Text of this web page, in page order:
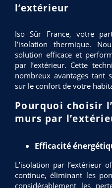
l’extérieur
Iso Sûr France, votre
l’isolation thermique.
solution efficace et
par l’extérieur. Cette
nombreux avantages tant
sur le confort de votre
Pourquoi choisir
murs par
Efficacité
L’isolation par l’extérieur
continue, éliminant les
considérablement les